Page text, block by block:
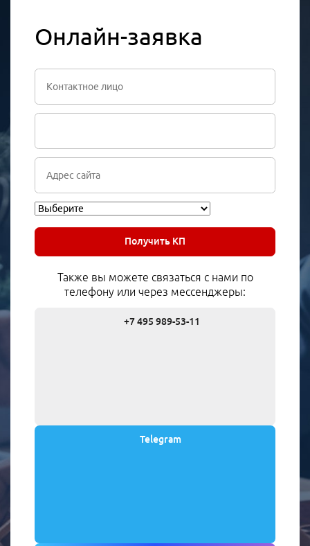
Онлайн-заявка
Получить КП
Также вы можете связаться с нами по
телефону или через мессенджеры:
+7 495 989-53-11
Telegram